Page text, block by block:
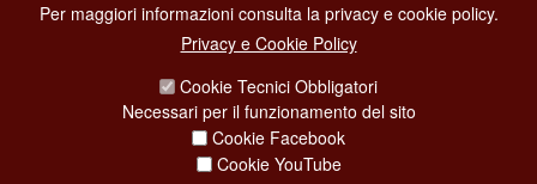
CONTACT CENTER TEL. 06 06 08
CONTATTA LA REDAZIONE
Per maggiori informazioni consulta la privacy e cookie policy.
Privacy e Cookie Policy
Cookie Tecnici Obbligatori
Necessari per il funzionamento del sito
Cookie Facebook
Cookie YouTube